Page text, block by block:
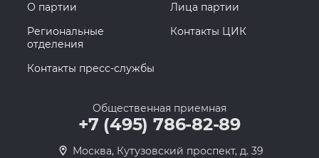
О партии
Лица партии
Региональные
отделения
Контакты ЦИК
Контакты пресс-службы
Общественная приемная
+7 (495) 786-82-89
Москва, Кутузовский проспект, д. 39